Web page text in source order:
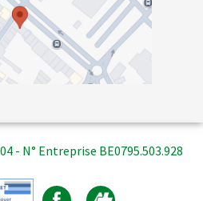
- N° Entreprise BE0795.503.928